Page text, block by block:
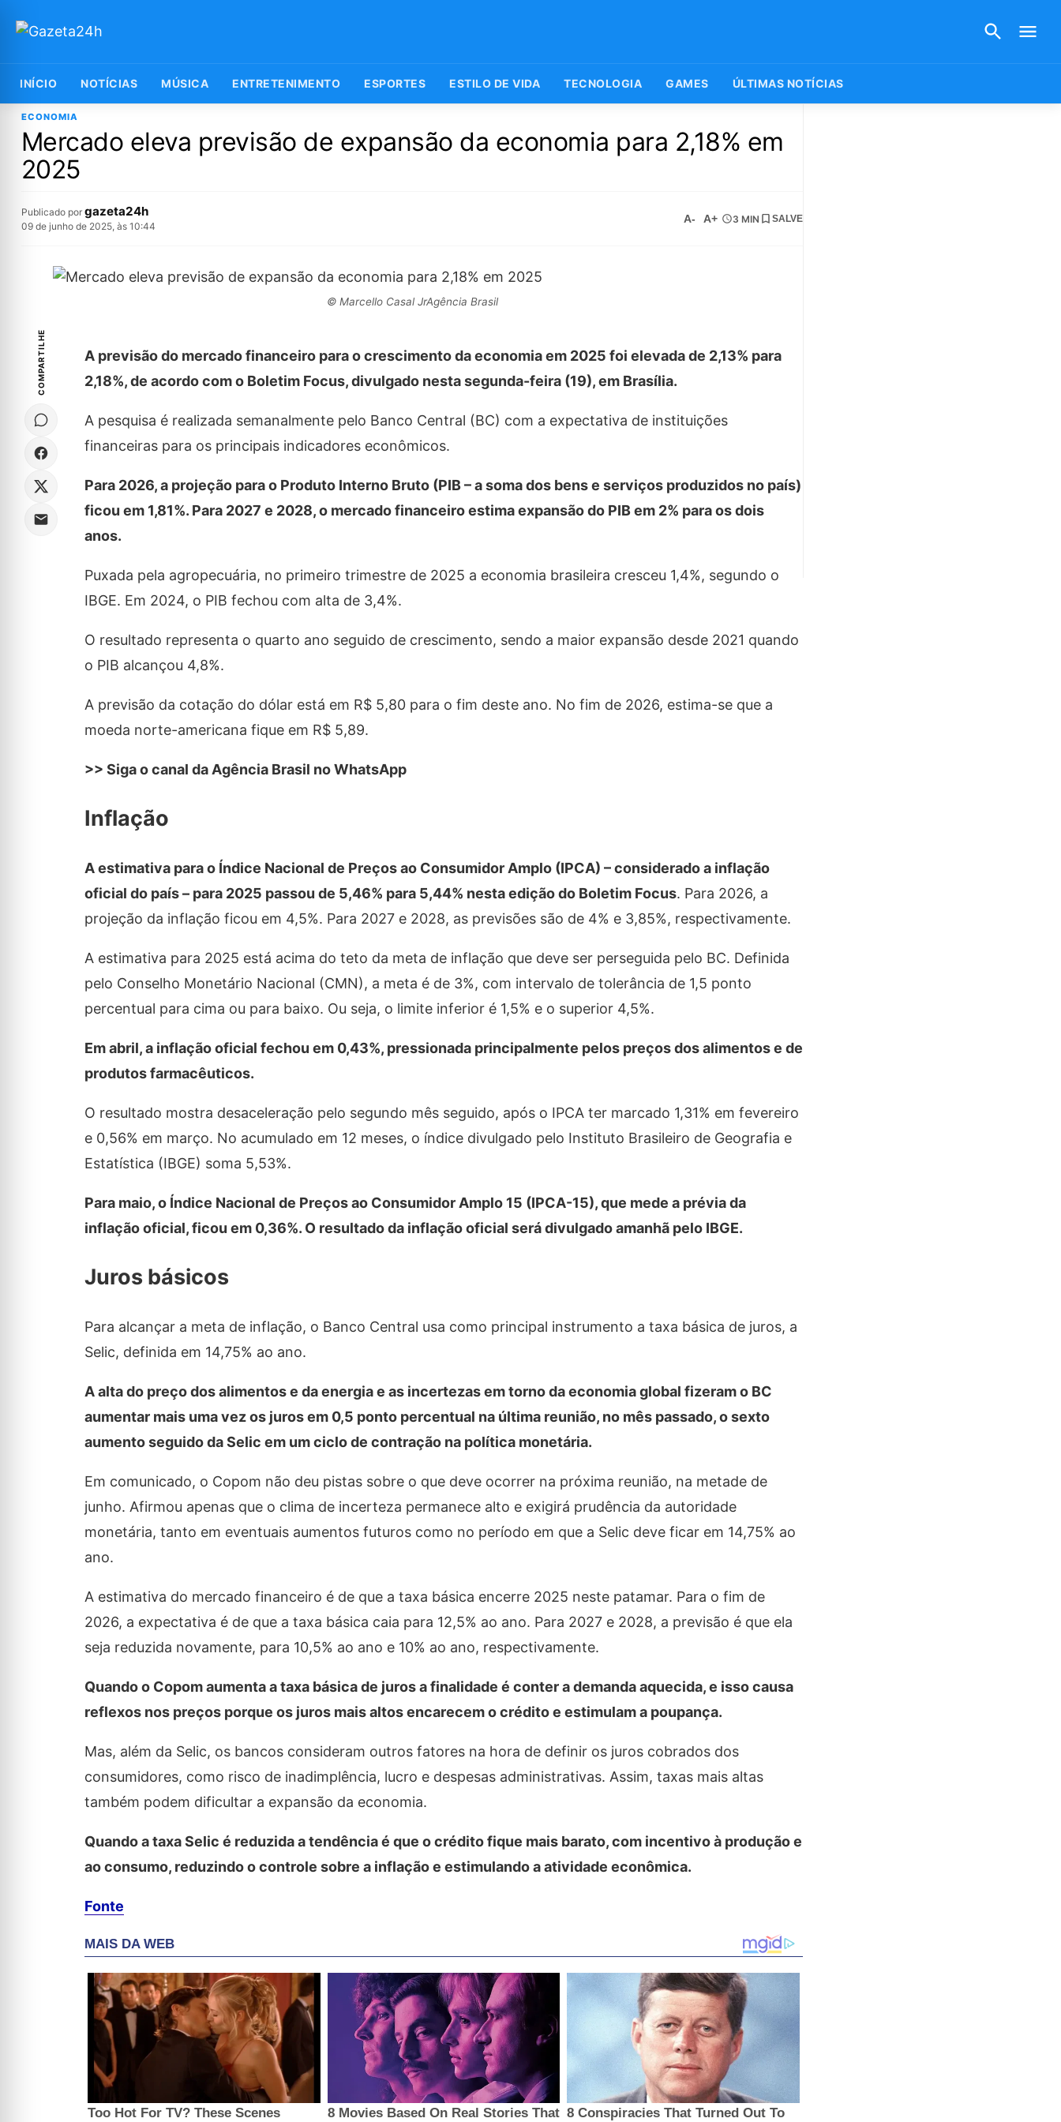
INÍCIO NOTÍCIAS MÚSICA ENTRETENIMENTO ESPORTES ESTILO DE VIDA TECNOLOGIA GAMES ÚLTIMAS NOTÍCIAS
ECONOMIA
Mercado eleva previsão de expansão da economia para 2,18% em
2025
Publicado por gazeta24h
09 de junho de 2025, às 10:44
A- A+ 3 MIN SALVE
© Marcello Casal JrAgência Brasil
COMPARTILHE
A previsão do mercado financeiro para o crescimento da economia em 2025 foi elevada de 2,13% para
2,18%, de acordo com o Boletim Focus, divulgado nesta segunda-feira (19), em Brasília.
A pesquisa é realizada semanalmente pelo Banco Central (BC) com a expectativa de instituições
financeiras para os principais indicadores econômicos.
Para 2026, a projeção para o Produto Interno Bruto (PIB – a soma dos bens e serviços produzidos no país)
ficou em 1,81%. Para 2027 e 2028, o mercado financeiro estima expansão do PIB em 2% para os dois
anos.
Puxada pela agropecuária, no primeiro trimestre de 2025 a economia brasileira cresceu 1,4%, segundo o
IBGE. Em 2024, o PIB fechou com alta de 3,4%.
O resultado representa o quarto ano seguido de crescimento, sendo a maior expansão desde 2021 quando
o PIB alcançou 4,8%.
A previsão da cotação do dólar está em R$ 5,80 para o fim deste ano. No fim de 2026, estima-se que a
moeda norte-americana fique em R$ 5,89.
>> Siga o canal da Agência Brasil no WhatsApp
Inflação
A estimativa para o Índice Nacional de Preços ao Consumidor Amplo (IPCA) – considerado a inflação
oficial do país – para 2025 passou de 5,46% para 5,44% nesta edição do Boletim Focus. Para 2026, a
projeção da inflação ficou em 4,5%. Para 2027 e 2028, as previsões são de 4% e 3,85%, respectivamente.
A estimativa para 2025 está acima do teto da meta de inflação que deve ser perseguida pelo BC. Definida
pelo Conselho Monetário Nacional (CMN), a meta é de 3%, com intervalo de tolerância de 1,5 ponto
percentual para cima ou para baixo. Ou seja, o limite inferior é 1,5% e o superior 4,5%.
Em abril, a inflação oficial fechou em 0,43%, pressionada principalmente pelos preços dos alimentos e de
produtos farmacêuticos.
O resultado mostra desaceleração pelo segundo mês seguido, após o IPCA ter marcado 1,31% em fevereiro
e 0,56% em março. No acumulado em 12 meses, o índice divulgado pelo Instituto Brasileiro de Geografia e
Estatística (IBGE) soma 5,53%.
Para maio, o Índice Nacional de Preços ao Consumidor Amplo 15 (IPCA-15), que mede a prévia da
inflação oficial, ficou em 0,36%. O resultado da inflação oficial será divulgado amanhã pelo IBGE.
Juros básicos
Para alcançar a meta de inflação, o Banco Central usa como principal instrumento a taxa básica de juros, a
Selic, definida em 14,75% ao ano.
A alta do preço dos alimentos e da energia e as incertezas em torno da economia global fizeram o BC
aumentar mais uma vez os juros em 0,5 ponto percentual na última reunião, no mês passado, o sexto
aumento seguido da Selic em um ciclo de contração na política monetária.
Em comunicado, o Copom não deu pistas sobre o que deve ocorrer na próxima reunião, na metade de
junho. Afirmou apenas que o clima de incerteza permanece alto e exigirá prudência da autoridade
monetária, tanto em eventuais aumentos futuros como no período em que a Selic deve ficar em 14,75% ao
ano.
A estimativa do mercado financeiro é de que a taxa básica encerre 2025 neste patamar. Para o fim de
2026, a expectativa é de que a taxa básica caia para 12,5% ao ano. Para 2027 e 2028, a previsão é que ela
seja reduzida novamente, para 10,5% ao ano e 10% ao ano, respectivamente.
Quando o Copom aumenta a taxa básica de juros a finalidade é conter a demanda aquecida, e isso causa
reflexos nos preços porque os juros mais altos encarecem o crédito e estimulam a poupança.
Mas, além da Selic, os bancos consideram outros fatores na hora de definir os juros cobrados dos
consumidores, como risco de inadimplência, lucro e despesas administrativas. Assim, taxas mais altas
também podem dificultar a expansão da economia.
Quando a taxa Selic é reduzida a tendência é que o crédito fique mais barato, com incentivo à produção e
ao consumo, reduzindo o controle sobre a inflação e estimulando a atividade econômica.
Fonte